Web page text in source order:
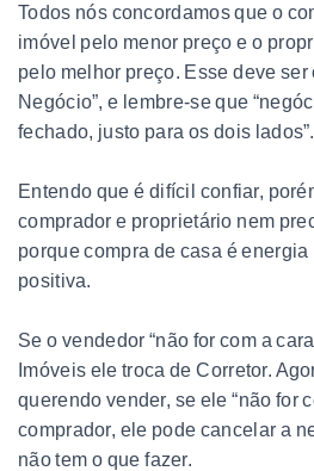
Todos nós concordamos que o
imóvel pelo menor preço e o
pelo melhor preço. Esse deve ser
Negócio”, e lembre-se que
fechado, justo para os dois lados”.
Entendo que é difícil confiar,
comprador e proprietário nem
porque compra de casa é
positiva.
Se o vendedor “não for com a
Imóveis ele troca de Corretor.
querendo vender, se ele “não for
comprador, ele pode cancelar a
não tem o que fazer.